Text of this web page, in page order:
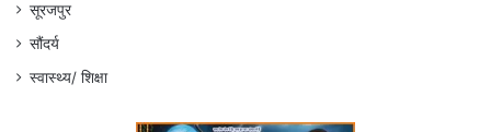
सूरजपुर
सौंदर्य
स्वास्थ्य/ शिक्षा